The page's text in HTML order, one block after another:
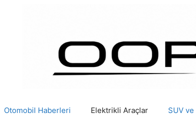
Otomobil Haberleri Elektrikli Araçlar SUV